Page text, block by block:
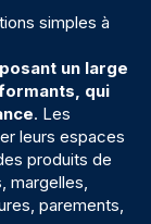
simples à
un large
qui
. Les
leurs espaces
produits de
margelles,
parements,